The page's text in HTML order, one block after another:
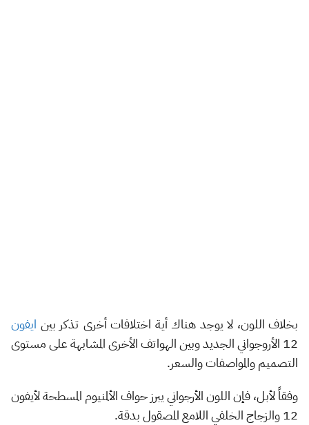
بخلاف اللون، لا يوجد هناك أية اختلافات أخرى تذكر بين ايفون
12 الأروجواني الجديد وبين الهواتف الأخرى المشابهة على مستوى
التصميم والمواصفات والسعر.
وفقاً لأبل، فإن اللون الأرجواني يبرز حواف الألمنيوم المسطحة لأيفون
12 والزجاج الخلفي اللامع المصقول بدقة.